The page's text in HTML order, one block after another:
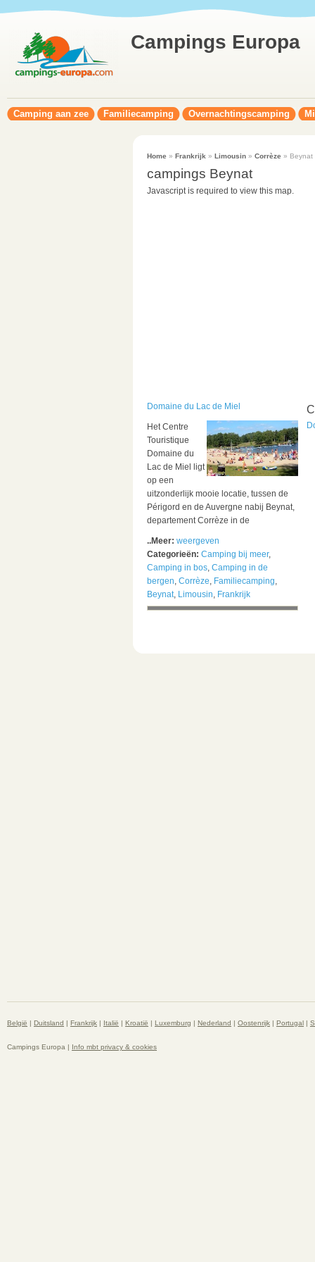
Campings Europa
Camping aan zee Familiecamping Overnachtingscamping
Home » Frankrijk » Limousin» Corrèze » Beynat
campings Beynat
Javascript is required to view this map.
Domaine du Lac de Miel
Het Centre
Touristique
Domaine du
Lac de Miel ligt
op een
uitzonderlijk mooie locatie, tussen de
Périgord en de Auvergne nabij Beynat,
departement Corrèze in de
..Meer: weergeven
Categorieën: Camping bij meer,
Camping in bos, Camping in de
bergen, Corrèze, Familiecamping,
Beynat, Limousin, Frankrijk
België | Duitsland | Frankrijk | Italië | Kroatië | Luxemburg | Nederland | Oostenrijk | Portugal |
Campings Europa | Info mbt privacy & cookies